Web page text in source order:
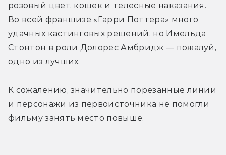
розовый цвет, кошек и телесные наказания.
Во всей франшизе «Гарри Поттера» много
удачных кастинговых решений, но Имельда
Стонтон в роли Долорес Амбридж — пожалуй,
одно из лучших.
К сожалению, значительно порезанные линии
и персонажи из первоисточника не помогли
фильму занять место повыше.